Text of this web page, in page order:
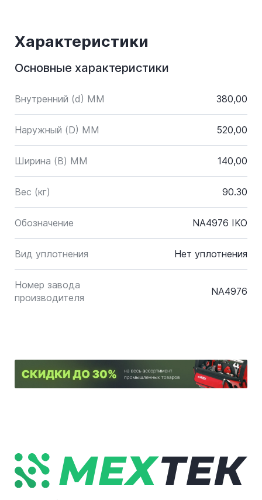
Характеристики
Основные характеристики
Внутренний (d) ММ 380,00
Наружный (D) ММ 520,00
Ширина (B) MM 140,00
Вес (кг) 90.30
Обозначение NA4976 IKO
Вид уплотнения Нет уплотнения
Номер завода
производителя
NA4976